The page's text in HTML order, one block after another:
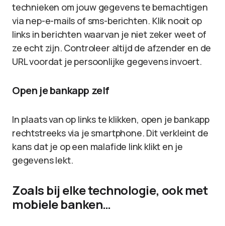
technieken om jouw gegevens te bemachtigen
via nep-e-mails of sms-berichten. Klik nooit op
links in berichten waarvan je niet zeker weet of
ze echt zijn. Controleer altijd de afzender en de
URL voordat je persoonlijke gegevens invoert.
Open je bankapp zelf
In plaats van op links te klikken, open je bankapp
rechtstreeks via je smartphone. Dit verkleint de
kans dat je op een malafide link klikt en je
gegevens lekt.
Zoals bij elke technologie, ook met
mobiele banken…